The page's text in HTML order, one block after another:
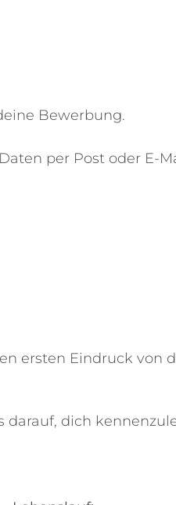
Bewerbung.
per Post oder E-
ersten Eindruck von
dich